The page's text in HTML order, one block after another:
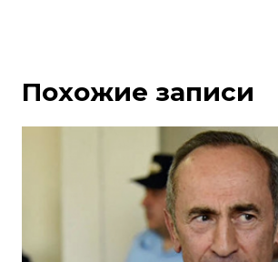
Похожие записи